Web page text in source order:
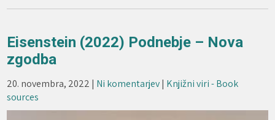
Eisenstein (2022) Podnebje – Nova
zgodba
20. novembra, 2022 | Ni komentarjev| Knjižni viri - Book
sources